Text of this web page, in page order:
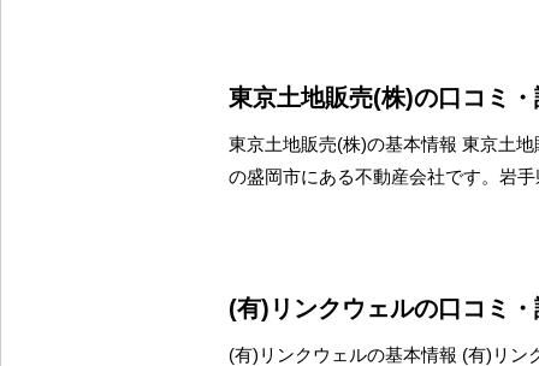
東京土地販売(株)の口コミ
東京土地販売(株)の基本情報 東京土
の盛岡市にある不動産会社です。岩
(有)リンクウェルの口コミ
(有)リンクウェルの基本情報 (有)リン